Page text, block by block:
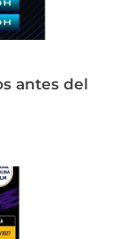
antes del